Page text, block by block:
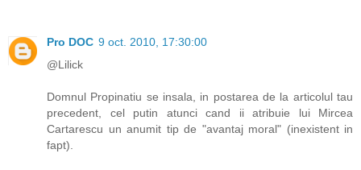
Pro DOC 9 oct. 2010, 17:30:00
@Lilick
Domnul Propinatiu se insala, in postarea de la articolul tau
precedent, cel putin atunci cand ii atribuie lui Mircea
Cartarescu un anumit tip de "avantaj moral" (inexistent in
fapt).